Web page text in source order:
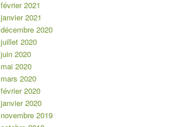
février 2021
janvier 2021
décembre 2020
juillet 2020
juin 2020
mai 2020
mars 2020
février 2020
janvier 2020
novembre 2019